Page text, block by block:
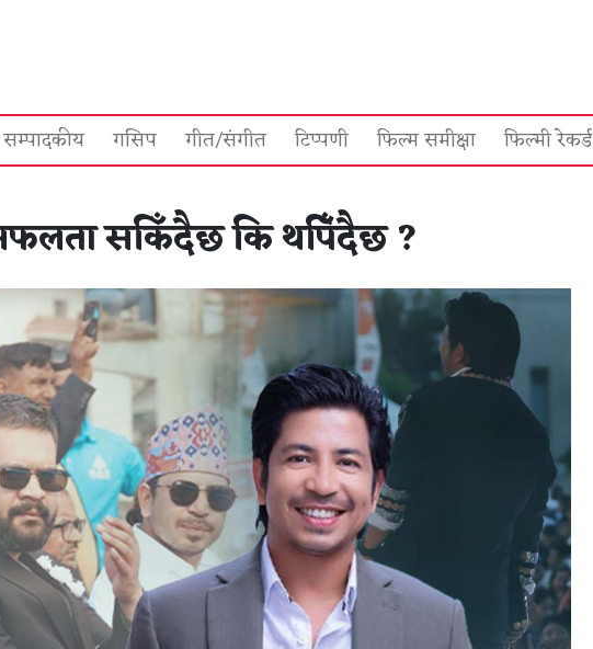
सम्पादकीय गसिप गीत/संगीत टिप्पणी फिल्म समीक्षा फिल्मी रेकर्ड
सकिँदैछ कि थपिँदैछ ?